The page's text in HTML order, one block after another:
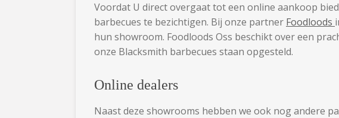
Voordat U direct overgaat tot een online aankoop
barbecues te bezichtigen. Bij onze partner Foodloods
hun showroom. Foodloods Oss beschikt over een
onze Blacksmith barbecues staan opgesteld.
Online dealers
Naast deze showrooms hebben we ook nog andere